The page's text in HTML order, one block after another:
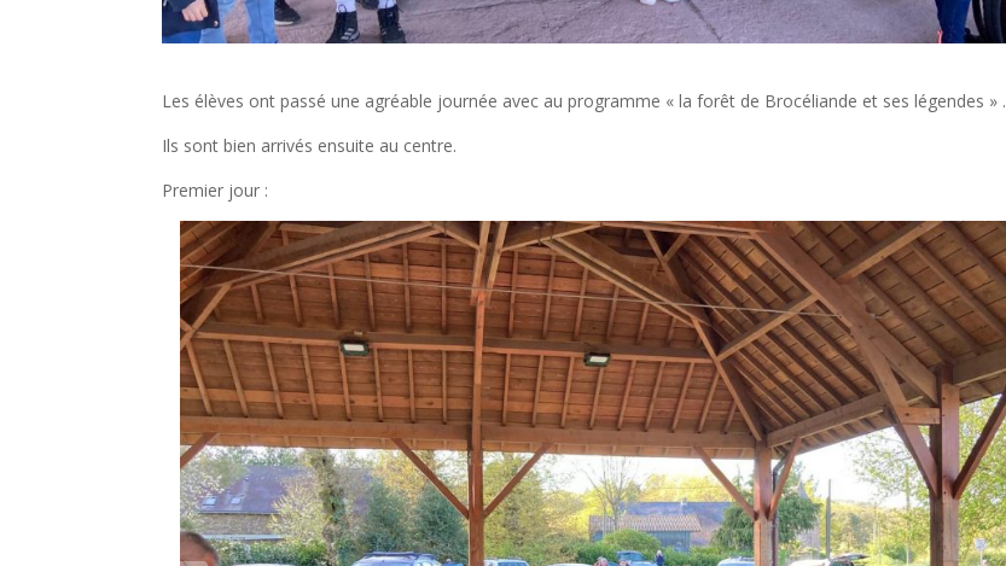
Les élèves ont passé une agréable journée avec au programme « la forêt de Brocéliande et ses légendes » .
Ils sont bien arrivés ensuite au centre.
Premier jour :